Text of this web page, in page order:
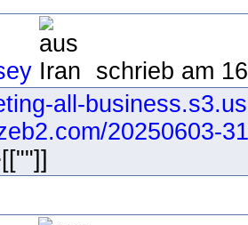
schrieb am
all-
20250603-